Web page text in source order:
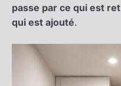
passe par ce qui est
qui est ajouté.